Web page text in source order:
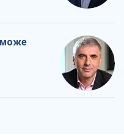
може